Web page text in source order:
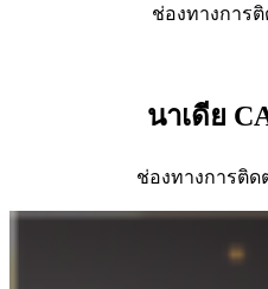
ช่องทางการ
นาเดีย
ช่องทางการติด